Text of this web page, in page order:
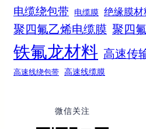
电缆绕包带 电缆膜 绝缘膜材
聚四氟乙烯电缆膜 聚四
铁氟龙材料 高速传
高速线绕包带 高速线缆膜
微信关注